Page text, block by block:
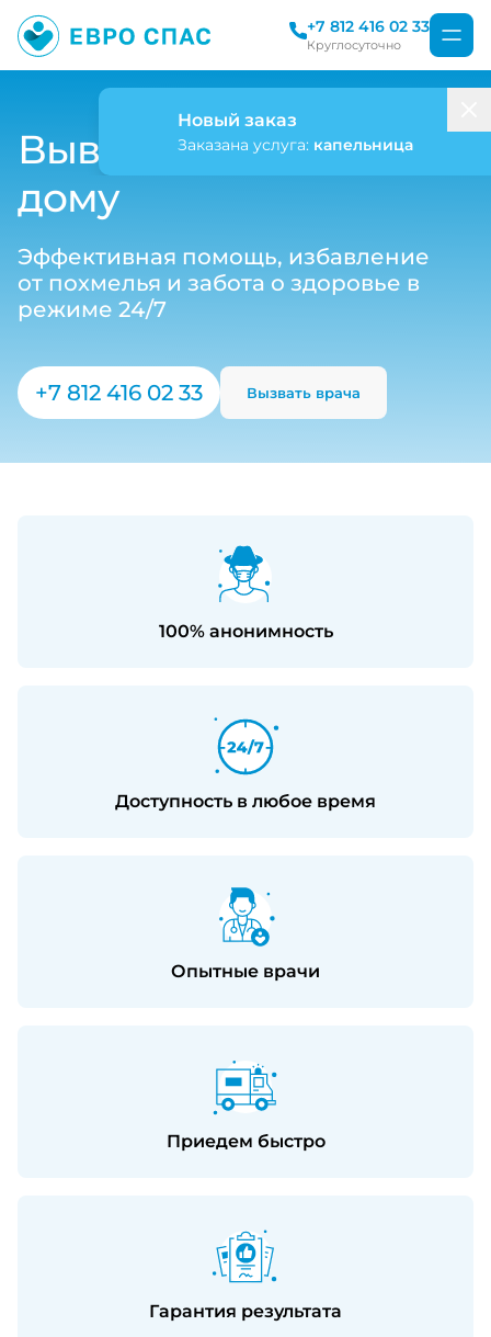
+7 812 416 02 33
Круглосуточно
Вывод из запоя на
дому
Эффективная помощь, избавление
от похмелья и забота о здоровье в
режиме 24/7
+7 812 416 02 33 Вызвать врача
100% анонимность
Доступность в любое время
Опытные врачи
Приедем быстро
Гарантия результата
Новый заказ
Заказана услуга: капельница